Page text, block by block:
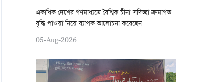
একাধিক দেশের গণমাধ্যমে বৈশ্বিক চীনা-সদিচ্ছা ক্রমাগত
বৃদ্ধি পাওয়া নিয়ে ব্যাপক আলোচনা করেছেন
05-Aug-2026